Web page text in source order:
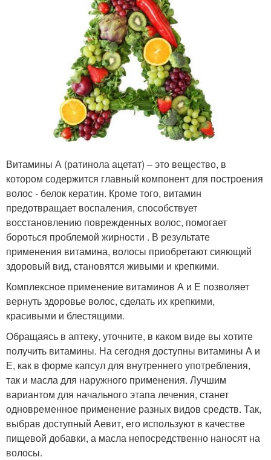
Витамины А (ратинола ацетат) – это вещество, в
котором содержится главный компонент для построения
волос - белок кератин. Кроме того, витамин
предотвращает воспаления, способствует
восстановлению поврежденных волос, помогает
бороться проблемой жирности . В результате
применения витамина, волосы приобретают сияющий
здоровый вид, становятся живыми и крепкими.
Комплексное применение витаминов А и Е позволяет
вернуть здоровье волос, сделать их крепкими,
красивыми и блестящими.
Обращаясь в аптеку, уточните, в каком виде вы хотите
получить витамины. На сегодня доступны витамины А и
Е, как в форме капсул для внутреннего употребления,
так и масла для наружного применения. Лучшим
вариантом для начального этапа лечения, станет
одновременное применение разных видов средств. Так,
выбрав доступный Аевит, его используют в качестве
пищевой добавки, а масла непосредственно наносят на
волосы.